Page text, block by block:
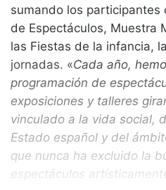
sumando los participantes
de Espectáculos, Muestra
las Fiestas de la infancia,
jornadas. «Cada año,
programación de
exposiciones y talleres
vinculado a la vida social,
Estado español y del
que nunca ha excluido la
espectáculos